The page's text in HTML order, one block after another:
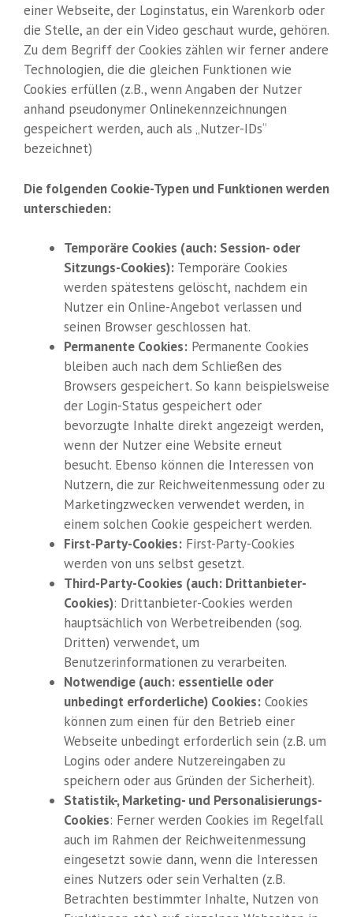
einer Webseite, der Loginstatus, ein Warenkorb oder
die Stelle, an der ein Video geschaut wurde, gehören.
Zu dem Begriff der Cookies zählen wir ferner andere
Technologien, die die gleichen Funktionen wie
Cookies erfüllen (z.B., wenn Angaben der Nutzer
anhand pseudonymer Onlinekennzeichnungen
gespeichert werden, auch als „Nutzer-IDs“
bezeichnet)
Die folgenden Cookie-Typen und Funktionen werden
unterschieden:
Temporäre Cookies (auch: Session- oder
Sitzungs-Cookies): Temporäre Cookies
werden spätestens gelöscht, nachdem ein
Nutzer ein Online-Angebot verlassen und
seinen Browser geschlossen hat.
Permanente Cookies: Permanente Cookies
bleiben auch nach dem Schließen des
Browsers gespeichert. So kann beispielsweise
der Login-Status gespeichert oder
bevorzugte Inhalte direkt angezeigt werden,
wenn der Nutzer eine Website erneut
besucht. Ebenso können die Interessen von
Nutzern, die zur Reichweitenmessung oder zu
Marketingzwecken verwendet werden, in
einem solchen Cookie gespeichert werden.
First-Party-Cookies: First-Party-Cookies
werden von uns selbst gesetzt.
Third-Party-Cookies (auch: Drittanbieter-
Cookies): Drittanbieter-Cookies werden
hauptsächlich von Werbetreibenden (sog.
Dritten) verwendet, um
Benutzerinformationen zu verarbeiten.
Notwendige (auch: essentielle oder
unbedingt erforderliche) Cookies: Cookies
können zum einen für den Betrieb einer
Webseite unbedingt erforderlich sein (z.B. um
Logins oder andere Nutzereingaben zu
speichern oder aus Gründen der Sicherheit).
Statistik-, Marketing- und Personalisierungs-
Cookies: Ferner werden Cookies im Regelfall
auch im Rahmen der Reichweitenmessung
eingesetzt sowie dann, wenn die Interessen
eines Nutzers oder sein Verhalten (z.B.
Betrachten bestimmter Inhalte, Nutzen von